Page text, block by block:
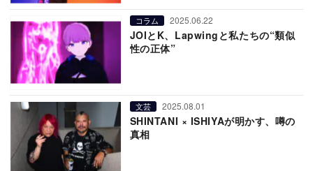
コラム 2025.06.22
JOIとK、Lapwingと私たちの“類似
性の正体”
文芸 2025.08.01
SHINTANI × ISHIYAが明かす、噂の
真相